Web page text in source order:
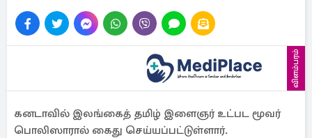
விளம்பரம்
கனடாவில் இலங்கைத் தமிழ் இளைஞர் உட்பட மூவர்
பொலிஸாரால் கைது செய்யப்பட்டுள்ளார்.